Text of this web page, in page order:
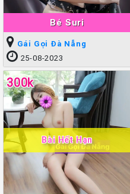
Bé Suri
Gái Gọi Đà Nẵng
25-08-2023
300k
Bài Hết Hạn